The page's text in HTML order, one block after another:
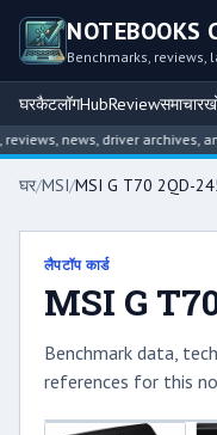
NOTEBOOKS
Benchmarks, reviews,
घरकैटलॉगHubReviewसमाचार
news, driver archives,
घर/MSI/MSI G T70 2QD-
लैपटॉप कार्ड
MSI G
Benchmark data,
references for this